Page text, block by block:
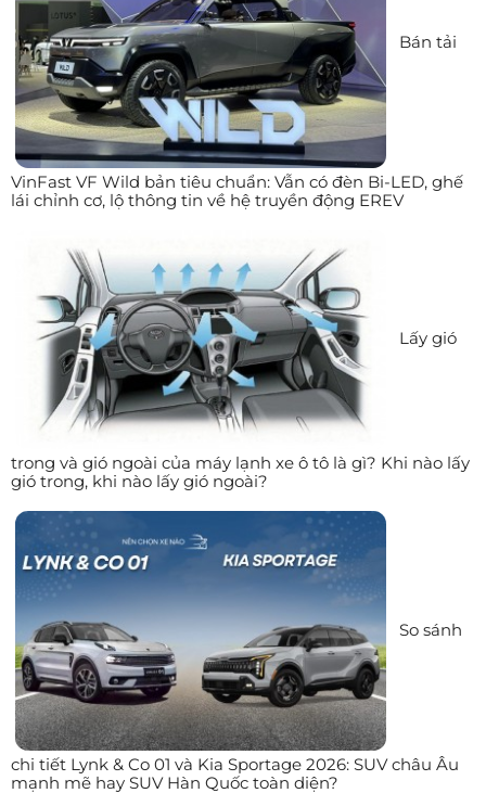
Bán tải
VinFast VF Wild bản tiêu chuẩn: Vẫn có đèn Bi-LED, ghế
lái chỉnh cơ, lộ thông tin về hệ truyền động EREV
Lấy gió
trong và gió ngoài của máy lạnh xe ô tô là gì? Khi nào lấy
gió trong, khi nào lấy gió ngoài?
So sánh
chi tiết Lynk & Co 01 và Kia Sportage 2026: SUV châu Âu
mạnh mẽ hay SUV Hàn Quốc toàn diện?